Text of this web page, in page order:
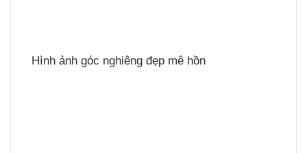
Hình ảnh góc nghiêng đẹp mê hồn